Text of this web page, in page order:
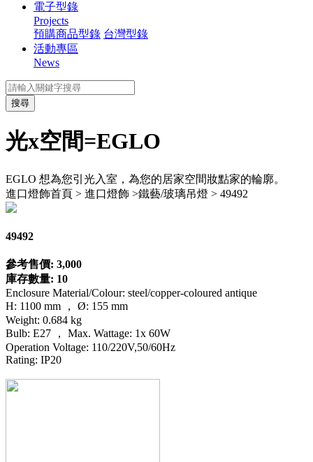
電子型錄
Projects
預購商品型錄 台灣型錄
活動專區
News
搜尋
光x空間=EGLO
EGLO 想為您引光入室，為您的居家空間妝點家的輪廓。
進口燈飾首頁 > 進口燈飾 >鐵藝/玻璃吊燈 > 49492
49492
參考售價: 3,000
庫存數量: 10
Enclosure Material/Colour: steel/copper-coloured antique
H: 1100 mm ， Ø: 155 mm
Weight: 0.684 kg
Bulb: E27 ， Max. Wattage: 1x 60W
Operation Voltage: 110/220V,50/60Hz
Rating: IP20